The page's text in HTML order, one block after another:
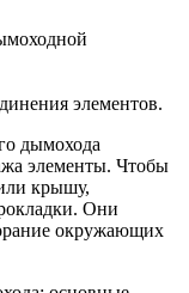
элементов.
дымохода
элементы. Чтобы
крышу,
Они
окружающих